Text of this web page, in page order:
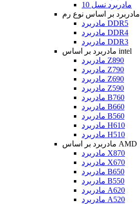
مادربرد نسل 10
مادربرد بر اساس نوع رم
مادربرد DDR5
مادربرد DDR4
مادربرد DDR3
مادربرد بر اساس intel
مادربرد Z890
مادربرد Z790
مادربرد Z690
مادربرد Z590
مادربرد B760
مادربرد B660
مادربرد B560
مادربرد H610
مادربرد H510
مادربرد بر اساس AMD
مادربرد X870
مادربرد X670
مادربرد B650
مادربرد B550
مادربرد A620
مادربرد A520